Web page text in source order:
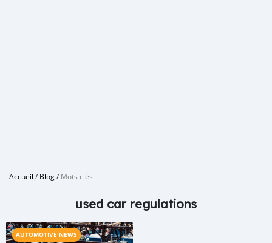
Accueil /Blog/Mots clés
used car regulations
AUTOMOTIVE NEWS